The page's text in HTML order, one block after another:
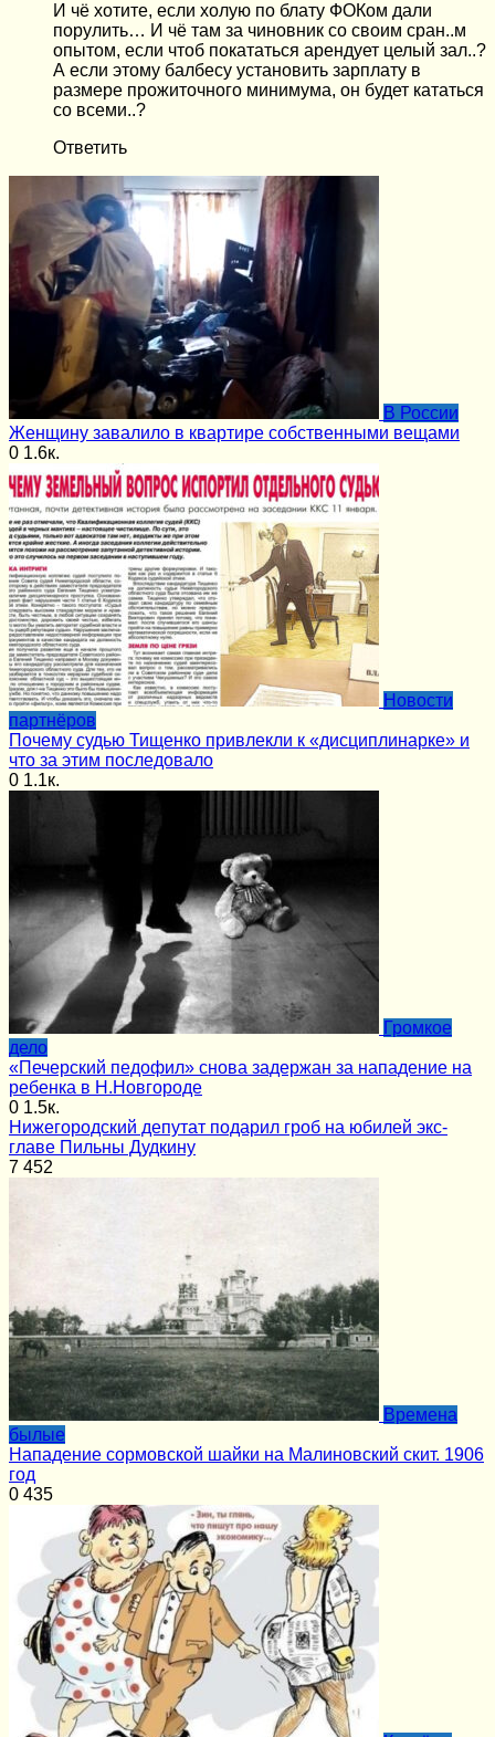
И чё хотите, если холую по блату ФОКом дали
порулить… И чё там за чиновник со своим сран..м
опытом, если чтоб покататься арендует целый зал..?
А если этому балбесу установить зарплату в
размере прожиточного минимума, он будет кататься
со всеми..?
Ответить
В России
Женщину завалило в квартире собственными вещами
0 1.6к.
Новости
партнёров
Почему судью Тищенко привлекли к «дисциплинарке» и
что за этим последовало
0 1.1к.
Громкое
дело
«Печерский педофил» снова задержан за нападение на
ребенка в Н.Новгороде
0 1.5к.
Нижегородский депутат подарил гроб на юбилей экс-
главе Пильны Дудкину
7 452
Времена
былые
Нападение сормовской шайки на Малиновский скит. 1906
год
0 435